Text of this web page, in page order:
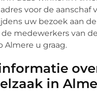
voor de aanschaf
uw bezoek aan
de medewerkers van
Almere u graag.
in